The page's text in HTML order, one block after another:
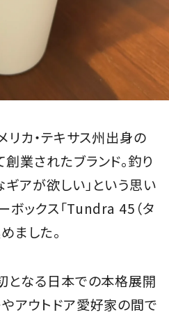
リカ・テキサス州出身の
業されたブランド。釣り
アが欲しい」という思い
ボックス「Tundra 45（タ
ました。
なる日本での本格展開
アウトドア愛好家の間で